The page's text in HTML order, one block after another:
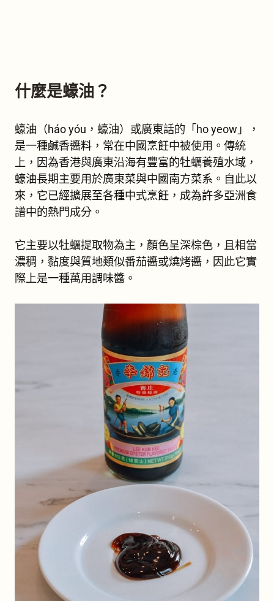
什麼是蠔油？
蠔油（háo yóu，蠔油）或廣東話的「ho yeow」，
是一種鹹香醬料，常在中國烹飪中被使用。傳統
上，因為香港與廣東沿海有豐富的牡蠣養殖水域，
蠔油長期主要用於廣東菜與中國南方菜系。自此以
來，它已經擴展至各種中式烹飪，成為許多亞洲食
譜中的熱門成分。
它主要以牡蠣提取物為主，顏色呈深棕色，且相當
濃稠，黏度與質地類似番茄醬或燒烤醬，因此它實
際上是一種萬用調味醬。